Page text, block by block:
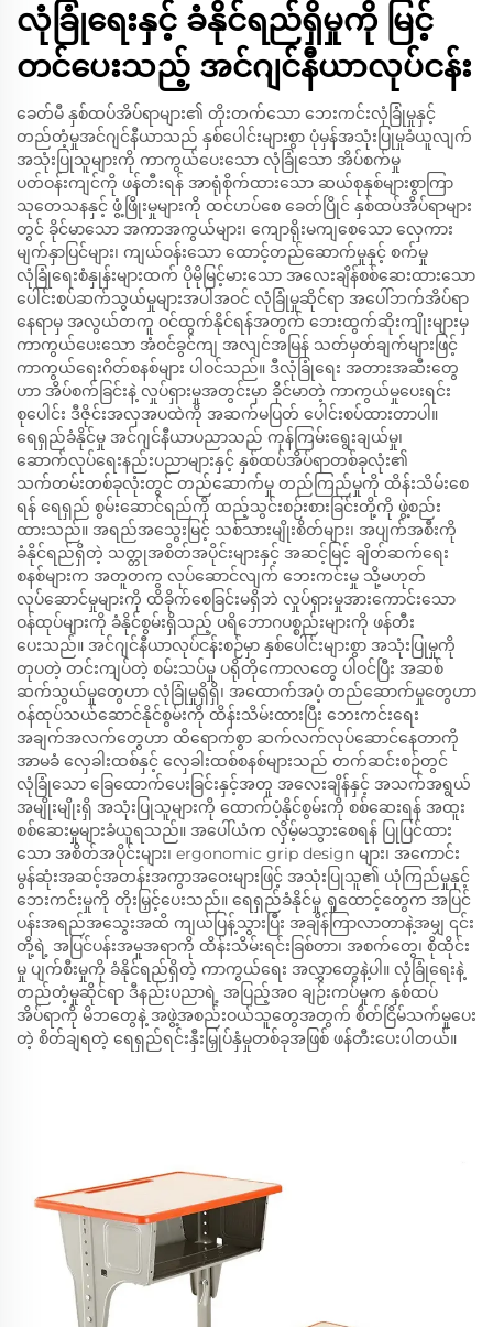
လုံခြုံရေးနှင့် ခံနိုင်ရည်ရှိမှုကို မြင့်
တင်ပေးသည့် အင်ဂျင်နီယာလုပ်ငန်း
ခေတ်မီ နှစ်ထပ်အိပ်ရာများ၏ တိုးတက်သော ဘေးကင်းလုံခြုံမှုနှင့်
တည်တံ့မှုအင်ဂျင်နီယာသည် နှစ်ပေါင်းများစွာ ပုံမှန်အသုံးပြုမှုခံယူလျက်
အသုံးပြုသူများကို ကာကွယ်ပေးသော လုံခြုံသော အိပ်စက်မှု
ပတ်ဝန်းကျင်ကို ဖန်တီးရန် အာရုံစိုက်ထားသော ဆယ်စုနှစ်များစွာကြာ
သုတေသနနှင့် ဖွံ့ဖြိုးမှုများကို ထင်ဟပ်စေ ခေတ်ပြိုင် နှစ်ထပ်အိပ်ရာများ
တွင် ခိုင်မာသော အကာအကွယ်များ၊ ကျောရိုးမကျစေသော လှေကား
မျက်နှာပြင်များ၊ ကျယ်ဝန်းသော ထောင့်တည်ဆောက်မှုနှင့် စက်မှု
လုံခြုံရေးစံနှုန်းများထက် ပိုမိုမြင့်မားသော အလေးချိန်စစ်ဆေးထားသော
ပေါင်းစပ်ဆက်သွယ်မှုများအပါအဝင် လုံခြုံမှုဆိုင်ရာ အပေါ်ဘက်အိပ်ရာ
နေရာမှ အလွယ်တကူ ဝင်ထွက်နိုင်ရန်အတွက် ဘေးထွက်ဆိုးကျိုးများမှ
ကာကွယ်ပေးသော အံဝင်ခွင်ကျ အလျင်အမြန် သတ်မှတ်ချက်များဖြင့်
ကာကွယ်ရေးဂိတ်စနစ်များ ပါဝင်သည်။ ဒီလုံခြုံရေး အတားအဆီးတွေ
ဟာ အိပ်စက်ခြင်းနဲ့ လှုပ်ရှားမှုအတွင်းမှာ ခိုင်မာတဲ့ ကာကွယ်မှုပေးရင်း
စုပေါင်း ဒီဇိုင်းအလှအပထဲကို အဆက်မပြတ် ပေါင်းစပ်ထားတာပါ။
ရေရှည်ခံနိုင်မှု အင်ဂျင်နီယာပညာသည် ကုန်ကြမ်းရွေးချယ်မှု၊
ဆောက်လုပ်ရေးနည်းပညာများနှင့် နှစ်ထပ်အိပ်ရာတစ်ခုလုံး၏
သက်တမ်းတစ်ခုလုံးတွင် တည်ဆောက်မှု တည်ကြည်မှုကို ထိန်းသိမ်းစေ
ရန် ရေရှည် စွမ်းဆောင်ရည်ကို ထည့်သွင်းစဉ်းစားခြင်းတို့ကို ဖွဲ့စည်း
ထားသည်။ အရည်အသွေးမြင့် သစ်သားမျိုးစိတ်များ၊ အပျက်အစီးကို
ခံနိုင်ရည်ရှိတဲ့ သတ္တုအစိတ်အပိုင်းများနှင့် အဆင့်မြင့် ချိတ်ဆက်ရေး
စနစ်များက အတူတကွ လုပ်ဆောင်လျက် ဘေးကင်းမှု သို့မဟုတ်
လုပ်ဆောင်မှုများကို ထိခိုက်စေခြင်းမရှိဘဲ လှုပ်ရှားမှုအားကောင်းသော
ဝန်ထုပ်များကို ခံနိုင်စွမ်းရှိသည့် ပရိဘောဂပစ္စည်းများကို ဖန်တီး
ပေးသည်။ အင်ဂျင်နီယာလုပ်ငန်းစဉ်မှာ နှစ်ပေါင်းများစွာ အသုံးပြုမှုကို
တုပတဲ့ တင်းကျပ်တဲ့ စမ်းသပ်မှု ပရိုတိုကောလတွေ ပါဝင်ပြီး အဆစ်
ဆက်သွယ်မှုတွေဟာ လုံခြုံမှုရှိရှိ၊ အထောက်အပံ့ တည်ဆောက်မှုတွေဟာ
ဝန်ထုပ်သယ်ဆောင်နိုင်စွမ်းကို ထိန်းသိမ်းထားပြီး ဘေးကင်းရေး
အချက်အလက်တွေဟာ ထိရောက်စွာ ဆက်လက်လုပ်ဆောင်နေတာကို
အာမခံ လှေခါးထစ်နှင့် လှေခါးထစ်စနစ်များသည် တက်ဆင်းစဉ်တွင်
လုံခြုံသော ခြေထောက်ပေးခြင်းနှင့်အတူ အလေးချိန်နှင့် အသက်အရွယ်
အမျိုးမျိုးရှိ အသုံးပြုသူများကို ထောက်ပံ့နိုင်စွမ်းကို စစ်ဆေးရန် အထူး
စစ်ဆေးမှုများခံယူရသည်။ အပေါ်ယံက လှိမ့်မသွားစေရန် ပြုပြင်ထား
သော အစိတ်အပိုင်းများ၊ ergonomic grip design များ၊ အကောင်း
မွန်ဆုံးအဆင့်အတန်းအကွာအဝေးများဖြင့် အသုံးပြုသူ၏ ယုံကြည်မှုနှင့်
ဘေးကင်းမှုကို တိုးမြှင့်ပေးသည်။ ရေရှည်ခံနိုင်မှု ရှုထောင့်တွေက အပြင်
ပန်းအရည်အသွေးအထိ ကျယ်ပြန့်သွားပြီး အချိန်ကြာလာတာနဲ့အမျှ ၎င်း
တို့ရဲ့ အပြင်ပန်းအမူအရာကို ထိန်းသိမ်းရင်းခြစ်တာ၊ အစက်တွေ၊ စိုထိုင်း
မှု ပျက်စီးမှုကို ခံနိုင်ရည်ရှိတဲ့ ကာကွယ်ရေး အလွှာတွေနဲ့ပါ။ လုံခြုံရေးနဲ့
တည်တံ့မှုဆိုင်ရာ ဒီနည်းပညာရဲ့ အပြည့်အဝ ချဉ်းကပ်မှုက နှစ်ထပ်
အိပ်ရာကို မိဘတွေနဲ့ အဖွဲ့အစည်းဝယ်သူတွေအတွက် စိတ်ငြိမ်သက်မှုပေး
တဲ့ စိတ်ချရတဲ့ ရေရှည်ရင်းနှီးမြှုပ်နှံမှုတစ်ခုအဖြစ် ဖန်တီးပေးပါတယ်။